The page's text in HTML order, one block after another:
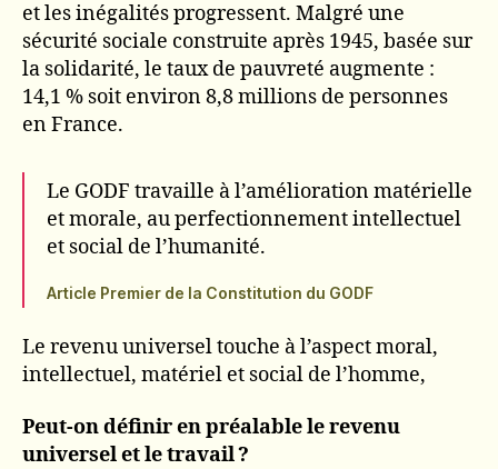
et les inégalités progressent. Malgré une
sécurité sociale construite après 1945, basée sur
la solidarité, le taux de pauvreté augmente :
14,1 % soit environ 8,8 millions de personnes
en France.
Le GODF travaille à l’amélioration matérielle
et morale, au perfectionnement intellectuel
et social de l’humanité.
Article Premier de la Constitution du GODF
Le revenu universel touche à l’aspect moral,
intellectuel, matériel et social de l’homme,
Peut-on définir en préalable le revenu
universel et le travail ?